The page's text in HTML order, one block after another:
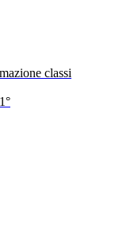
classi